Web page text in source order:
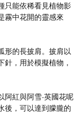
只能依稀看見植物影
霧中花開的靈感來
形的長披肩。披肩以
，用於模擬植物，
阿紅與阿雪-英國花呢
後，可以達到朦朧的